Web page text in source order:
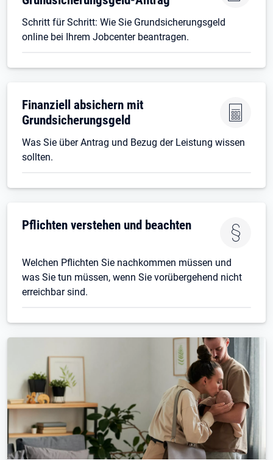
Schritt für Schritt: Wie Sie Grundsicherungsgeld
online bei Ihrem Jobcenter beantragen.
Finanziell absichern mit
Grundsicherungsgeld
Was Sie über Antrag und Bezug der Leistung wissen
sollten.
Pflichten verstehen und beachten
Welchen Pflichten Sie nachkommen müssen und
was Sie tun müssen, wenn Sie vorübergehend nicht
erreichbar sind.